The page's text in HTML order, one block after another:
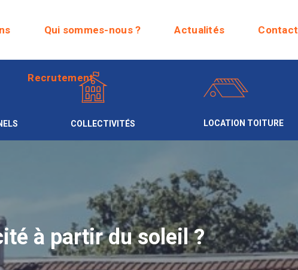
Qui sommes-nous ? Actualités Contact
Recrutement
COLLECTIVITÉS LOCATION TOITURE
à partir du soleil ?